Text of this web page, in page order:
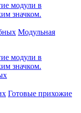
модули в
значком.
Модульная
модули в
значком.
Готовые прихожие